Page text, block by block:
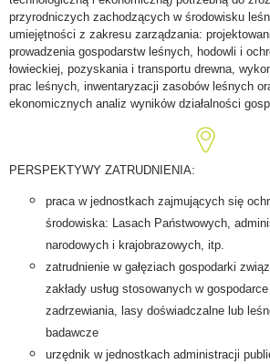
przyrodniczych zachodzących w środowisku
umiejętności z zakresu zarządzania:
prowadzenia gospodarstw leśnych, hodowli i
łowieckiej, pozyskania i transportu drewna,
prac leśnych, inwentaryzacji zasobów leśnych
ekonomicznych analiz wyników działalności
PERSPEKTYWY ZATRUDNIENIA:
praca w jednostkach zajmujących się
środowiska: Lasach Państwowych,
narodowych i krajobrazowych, itp.
zatrudnienie w gałęziach gospodarki
zakłady usług stosowanych w
zadrzewiania, lasy doświadczalne lub
badawcze
urzędnik w jednostkach administracji